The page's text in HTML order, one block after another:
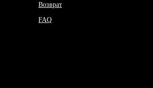
Возврат
FAQ